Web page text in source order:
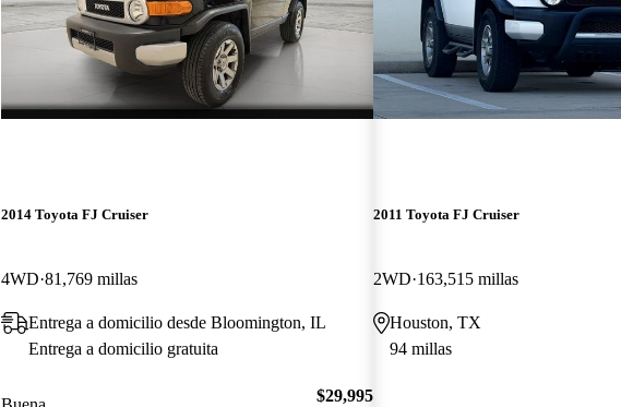
2014 Toyota FJ Cruiser
4WD 81,769 millas
Entrega a domicilio desde Bloomington, IL
Entrega a domicilio gratuita
$29,995
2011 Toyota FJ Cruiser
2WD 163,515 millas
Houston, TX
94 millas